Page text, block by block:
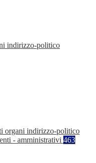
indirizzo-politico
organi indirizzo-politico
- amministrativi 463